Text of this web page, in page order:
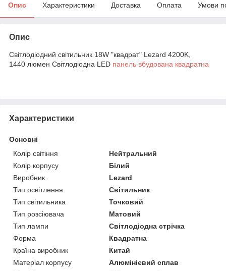
Опис Характеристики Доставка Оплата Умови
Опис
Світлодіодний світильник 18W "квадрат" Lezard 4200K,
1440 люмен Світлодіодна LED панель вбудована квадратна
Характеристики
Основні
Колір світіння
Нейтральний
Колір корпусу
Білий
Виробник
Lezard
Тип освітлення
Світильник
Тип світильника
Точковий
Тип розсіювача
Матовий
Тип лампи
Світлодіодна стрічка
Форма
Квадратна
Країна виробник
Китай
Матеріал корпусу
Алюмінієвий сплав